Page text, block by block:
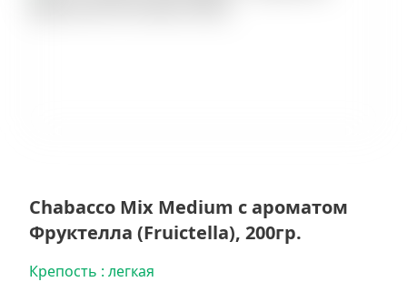
Chabacco Mix Medium с ароматом
Фруктелла (Fruictella), 200гр.
Крепость : легкая